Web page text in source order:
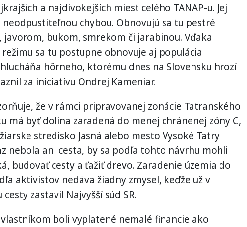
a najdivokejších miest celého TANAP-u. Jej
chybou. Obnovujú sa tu pestré
javorom, bukom, smrekom či jarabinou. Vďaka
režimu sa tu postupne obnovuje aj populácia
hôrneho, ktorému dnes na Slovensku hrozí
za iniciatívu Ondrej Kameniar.
že v rámci pripravovanej zonácie Tatranského
má byť dolina zaradená do menej chránenej zóny C,
stredisko Jasná alebo mesto Vysoké Tatry.
nebola ani cesta, by sa podľa tohto návrhu mohli
budovať cesty a ťažiť drevo. Zaradenie územia do
aktivistov nedáva žiadny zmysel, keďže už v
zastavil Najvyšší súd SR.
boli vyplatené nemalé financie ako